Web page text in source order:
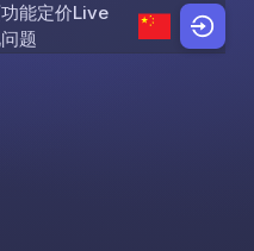
to content
功能定价Live
题